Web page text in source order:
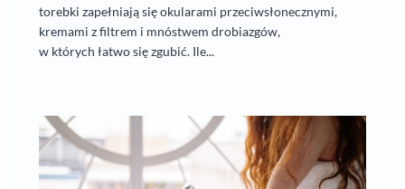
torebki zapełniają się okularami przeciwsłonecznymi,
kremami z filtrem i mnóstwem drobiazgów,
w których łatwo się zgubić. Ile...